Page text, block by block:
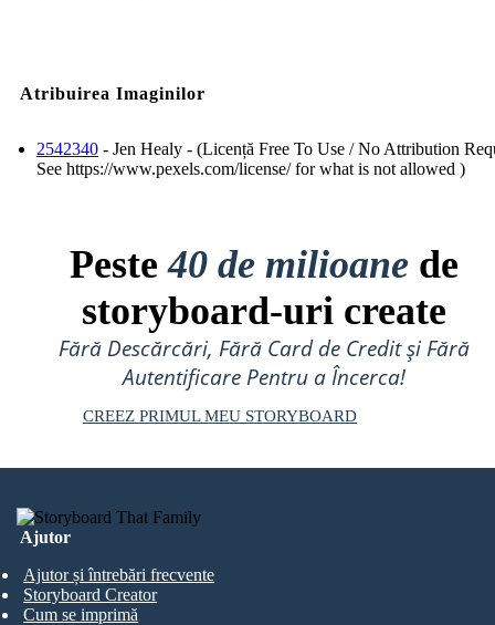
Atribuirea Imaginilor
2542340 - Jen Healy - (Licență Free To Use / No Attribution
See https://www.pexels.com/license/ for what is not allowed )
Peste40 de milioane de
storyboard-uri create
Fără Descărcări, Fără Card de Credit și Fără
Autentificare Pentru a Încerca!
CREEZ PRIMUL MEU STORYBOARD
Ajutor
Ajutor și întrebări frecvente
Storyboard Creator
Cum se imprimă